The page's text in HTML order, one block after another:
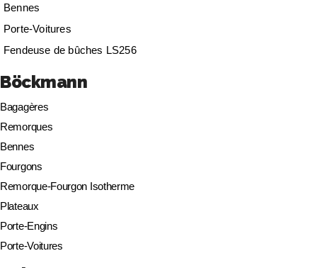
Bennes
Porte-Voitures
Fendeuse de bûches LS256
Böckmann
Bagagères
Remorques
Bennes
Fourgons
Remorque-Fourgon Isotherme
Plateaux
Porte-Engins
Porte-Voitures